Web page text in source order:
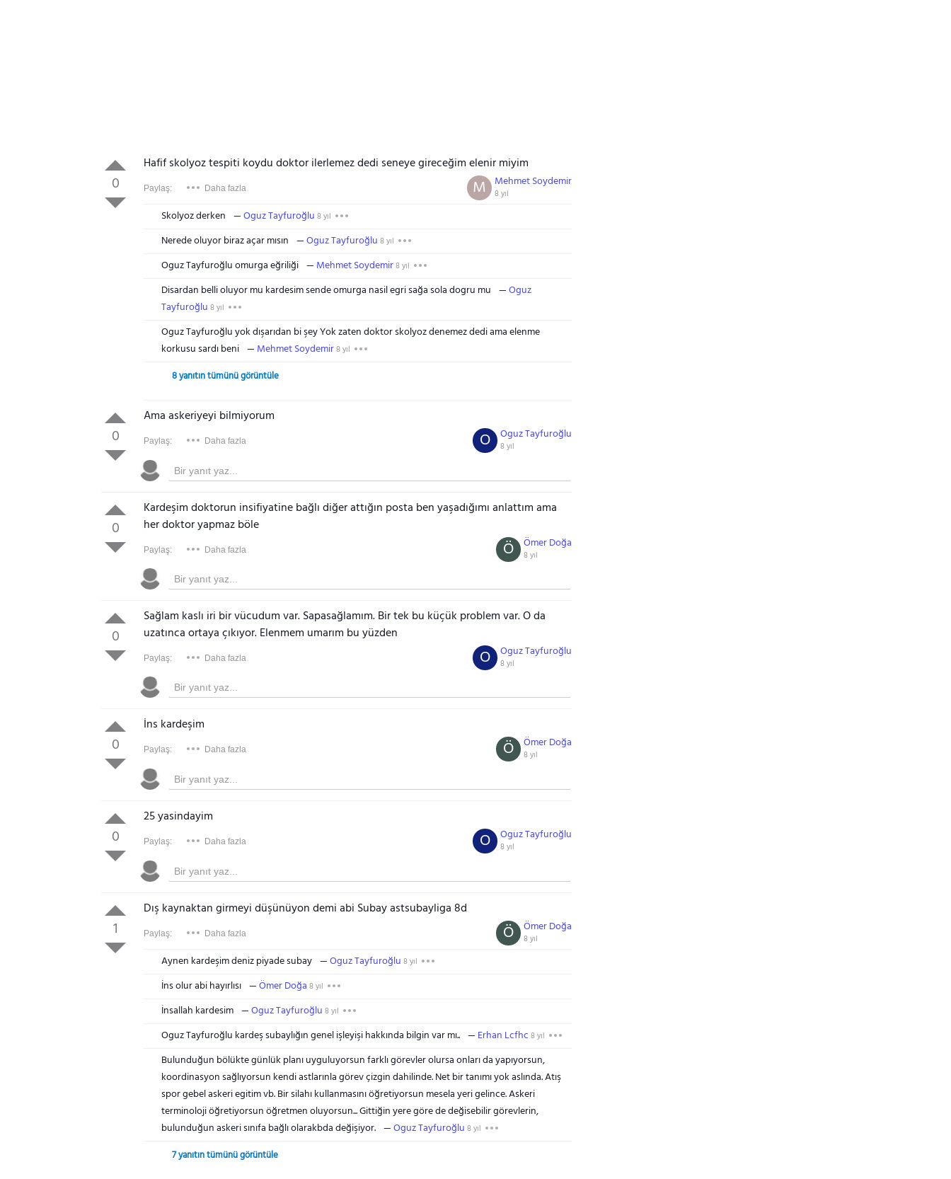
0
Hafif skolyoz tespiti koydu doktor ilerlemez dedi seneye gireceğim elenir miyim
Paylaş: Daha fazla Mehmet Soydemir
8 yıl
M
Skolyoz derken Oguz Tayfuroğlu 8 yıl
Nerede oluyor biraz açar mısın Oguz Tayfuroğlu 8 yıl
Oguz Tayfuroğlu omurga eğriliği Mehmet Soydemir8 yıl
Disardan belli oluyor mu kardesim sende omurga nasil egri sağa sola dogru mu
Oguz
Tayfuroğlu 8 yıl
Oguz Tayfuroğlu yok dışarıdan bi şey Yok zaten doktor skolyoz denemez dedi ama elenme
korkusu sardı beni
Mehmet Soydemir8 yıl
8 yanıtın tümünü görüntüle
0
Ama askeriyeyi bilmiyorum
Paylaş: Daha fazla Oguz Tayfuroğlu
8 yıl
O
0
Kardeşim doktorun insifiyatine bağlı diğer attığın posta ben yaşadığımı anlattım ama
her doktor yapmaz böle
Paylaş: Daha fazla Ömer Doğa
8 yıl
Ö
0
Sağlam kaslı iri bir vücudum var. Sapasağlamım. Bir tek bu küçük problem var. O da
uzatınca ortaya çıkıyor. Elenmem umarım bu yüzden
Paylaş: Daha fazla Oguz Tayfuroğlu
8 yıl
O
0
İns kardeşim
Paylaş: Daha fazla Ömer Doğa
8 yıl
Ö
0
25 yasindayim
Paylaş: Daha fazla Oguz Tayfuroğlu
8 yıl
O
1
Dış kaynaktan girmeyi düşünüyon demi abi Subay astsubayliga 8d
Paylaş: Daha fazla Ömer Doğa
8 yıl
Ö
Aynen kardeşim deniz piyade subay Oguz Tayfuroğlu 8 yıl
İns olur abi hayırlısı Ömer Doğa 8 yıl
İnsallah kardesim Oguz Tayfuroğlu 8 yıl
Oguz Tayfuroğlu kardeş subaylığın genel işleyişi hakkında bilgin var mı.. Erhan Lcfhc 8 yıl
Bulunduğun bölükte günlük planı uyguluyorsun farklı görevler olursa onları da yapıyorsun,
koordinasyon sağlıyorsun kendi astlarınla görev çizgin dahilinde. Net bir tanımı yok aslında. Atış
spor gebel askeri egitim vb. Bir silahı kullanmasını öğretiyorsun mesela yeri gelince. Askeri
terminoloji öğretiyorsun öğretmen oluyorsun... Gittiğin yere göre de değisebilir görevlerin,
bulunduğun askeri sınıfa bağlı olarakbda değişiyor.
Oguz Tayfuroğlu 8 yıl
7 yanıtın tümünü görüntüle